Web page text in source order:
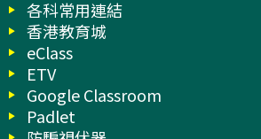
各科常用連結
香港教育城
eClass
ETV
Google Classroom
Padlet